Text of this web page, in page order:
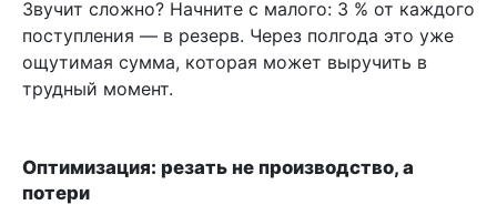
Звучит сложно? Начните с малого: 3 % от каждого
поступления — в резерв. Через полгода это уже
ощутимая сумма, которая может выручить в
трудный момент.
Оптимизация: резать не производство, а
потери